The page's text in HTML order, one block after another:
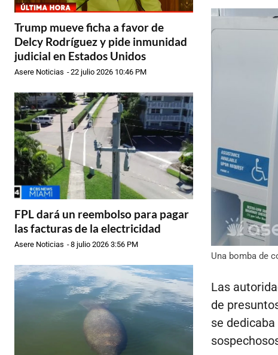
Trump mueve ficha a favor de
Delcy Rodríguez y pide inmunidad
judicial en Estados Unidos
Asere Noticias -22 julio 2026 10:46 PM
FPL dará un reembolso para pagar
las facturas de la electricidad
Asere Noticias -8 julio 2026 3:56 PM
Una bomba de
Las
de
se